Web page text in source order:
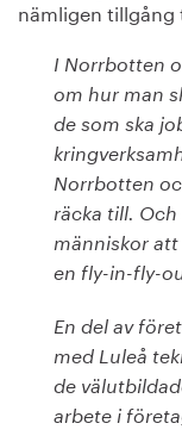
nämligen tillgång
I Norrbotten
om hur man
de som ska
Norrbotten
räcka till.
människor
en fly-in-fly-
En del av
med Luleå
de
arbete i